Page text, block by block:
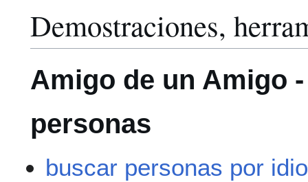
Demostraciones,
Amigo de un Amigo
personas
buscar personas por